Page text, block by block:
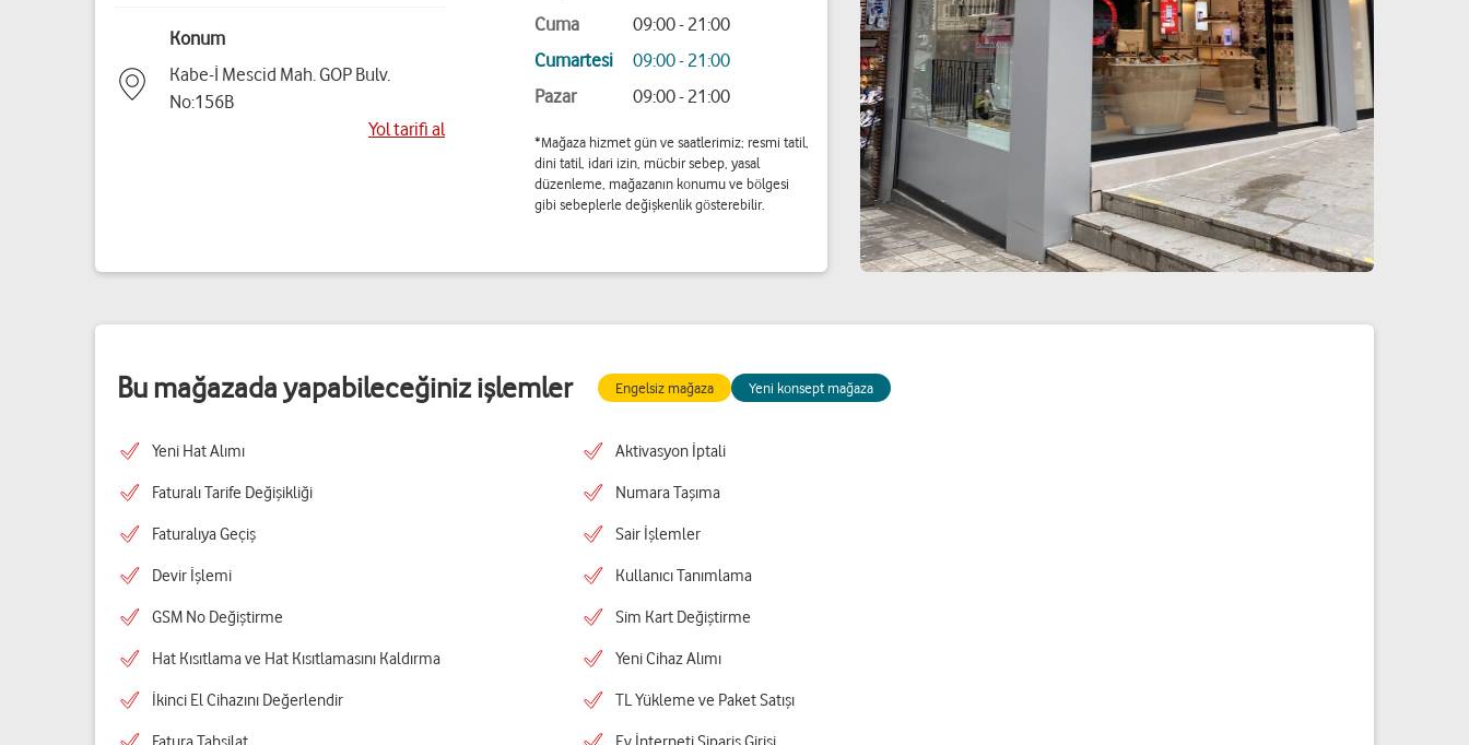
Konum
Kabe-İ Mescid Mah. GOP Bulv.
No:156B
Yol tarifi al
Cuma
09:00 - 21:00
Cumartesi
09:00 - 21:00
Pazar
09:00 - 21:00
*Mağaza hizmet gün ve saatlerimiz; resmi tatil,
dini tatil, idari izin, mücbir sebep, yasal
düzenleme, mağazanın konumu ve bölgesi
gibi sebeplerle değişkenlik gösterebilir.
Bu mağazada yapabileceğiniz işlemler Engelsiz mağaza Yeni konsept mağaza
Yeni Hat Alımı Aktivasyon İptali
Faturalı Tarife Değişikliği Numara Taşıma
Faturalıya Geçiş Sair İşlemler
Devir İşlemi Kullanıcı Tanımlama
GSM No Değiştirme Sim Kart Değiştirme
Hat Kısıtlama ve Hat Kısıtlamasını Kaldırma Yeni Cihaz Alımı
İkinci El Cihazını Değerlendir TL Yükleme ve Paket Satışı